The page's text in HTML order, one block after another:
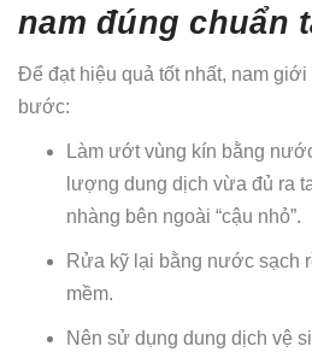
nam đúng chuẩn
Để đạt hiệu quả tốt nhất, nam
bước:
Làm ướt vùng kín bằng
lượng dung dịch vừa đủ ra
nhàng bên ngoài “cậu nhỏ”.
Rửa kỹ lại bằng nước sạch
mềm.
Nên sử dụng dung dịch vệ